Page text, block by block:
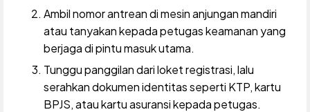
Ambil nomor antrean di mesin anjungan mandiri
atau tanyakan kepada petugas keamanan yang
berjaga di pintu masuk utama.
Tunggu panggilan dari loket registrasi, lalu
serahkan dokumen identitas seperti KTP, kartu
BPJS, atau kartu asuransi kepada petugas.